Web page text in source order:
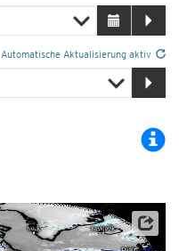
Automatische Aktualisierung aktiv
Satellitendaten: NOAA/GOES-16